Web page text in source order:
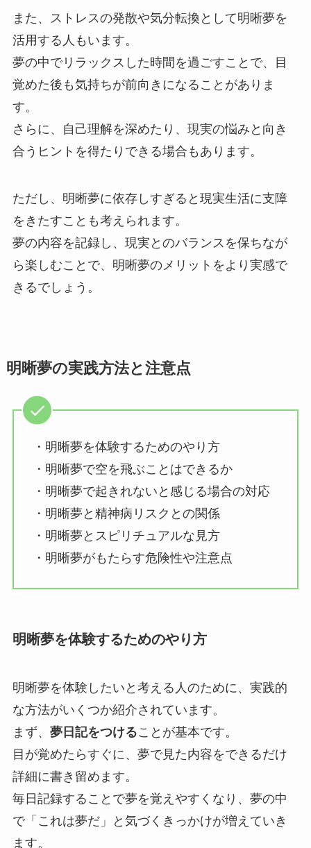
また、ストレスの発散や気分転換として明晰夢を
活用する人もいます。
夢の中でリラックスした時間を過ごすことで、目
覚めた後も気持ちが前向きになることがありま
す。
さらに、自己理解を深めたり、現実の悩みと向き
合うヒントを得たりできる場合もあります。
ただし、明晰夢に依存しすぎると現実生活に支障
をきたすことも考えられます。
夢の内容を記録し、現実とのバランスを保ちなが
ら楽しむことで、明晰夢のメリットをより実感で
きるでしょう。
明晰夢の実践方法と注意点
・明晰夢を体験するためのやり方
・明晰夢で空を飛ぶことはできるか
・明晰夢で起きれないと感じる場合の対応
・明晰夢と精神病リスクとの関係
・明晰夢とスピリチュアルな見方
・明晰夢がもたらす危険性や注意点
明晰夢を体験するためのやり方
明晰夢を体験したいと考える人のために、実践的
な方法がいくつか紹介されています。
まず、 夢日記をつけることが基本です。
目が覚めたらすぐに、夢で見た内容をできるだけ
詳細に書き留めます。
毎日記録することで夢を覚えやすくなり、夢の中
で「これは夢だ」と気づくきっかけが増えていき
ます。